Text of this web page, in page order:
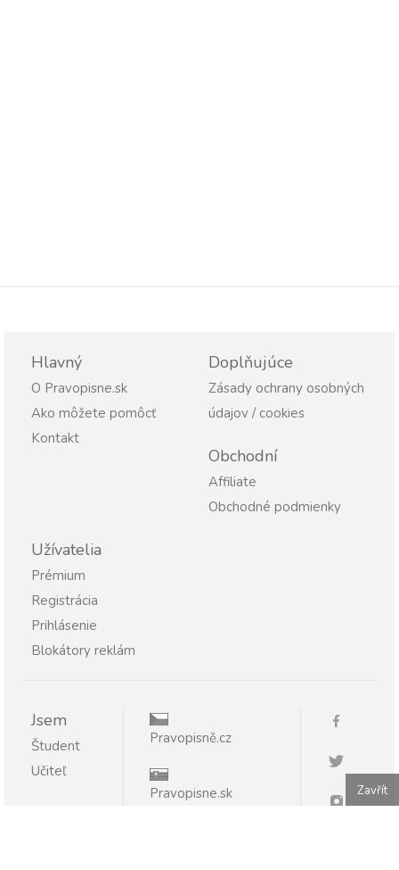
Hlavný
O Pravopisne.sk
Ako môžete pomôcť
Kontakt
Doplňujúce
Zásady ochrany osobných
údajov / cookies
Obchodní
Affiliate
Obchodné podmienky
Užívatelia
Prémium
Registrácia
Prihlásenie
Blokátory reklám
Jsem
Študent
Učiteľ
Pravopisně.cz
Pravopisne.sk Zavřít